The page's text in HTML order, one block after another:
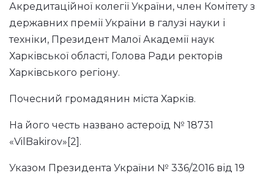
Акредитаційної колегії України, член Комітету з
державних премії України в галузі науки і
техніки, Президент Малої Академії наук
Харківської області, Голова Ради ректорів
Харківського регіону.
Почесний громадянин міста Харків.
На його честь названо астероїд № 18731
«VilBakirov»[2].
Указом Президента України № 336/2016 від 19